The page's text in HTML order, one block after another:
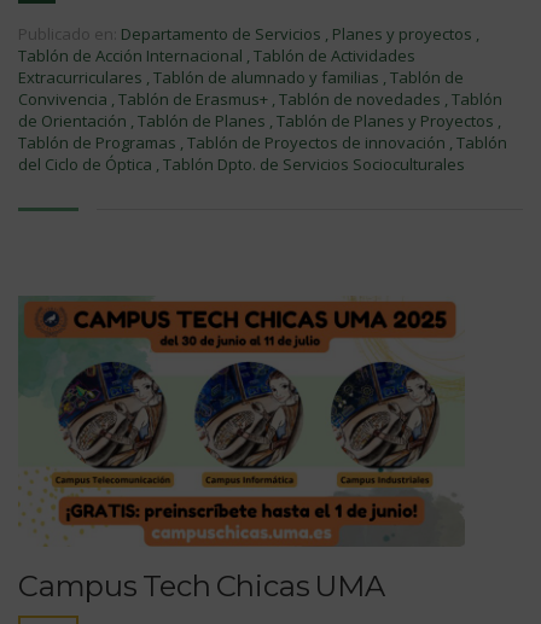
Publicado en: Departamento de Servicios , Planes y proyectos ,
Tablón de Acción Internacional , Tablón de Actividades
Extracurriculares , Tablón de alumnado y familias , Tablón de
Convivencia , Tablón de Erasmus+ , Tablón de novedades , Tablón
de Orientación , Tablón de Planes , Tablón de Planes y Proyectos ,
Tablón de Programas , Tablón de Proyectos de innovación , Tablón
del Ciclo de Óptica , Tablón Dpto. de Servicios Socioculturales
Campus Tech Chicas UMA